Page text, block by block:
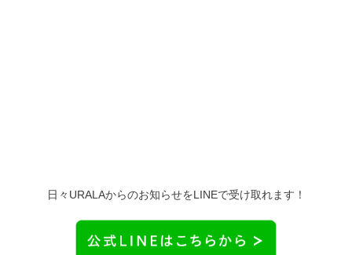
日々URALAからのお知らせをLINEで受け取れます！